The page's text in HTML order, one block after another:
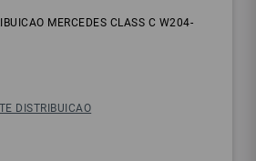
MERCEDES CLASS C W204-
DISTRIBUICAO